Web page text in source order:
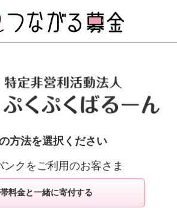
方法を選択ください
ンクをご利用のお客さま
料金と一緒に寄付する